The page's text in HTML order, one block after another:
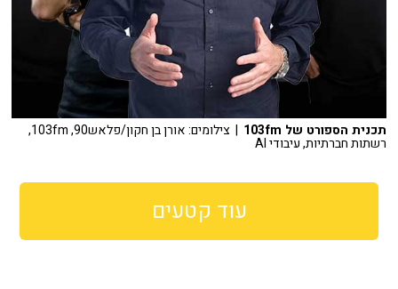
תכנית הספורט של 103fm | צילומים: אורן בן חקון/פלאש90, 103fm,
רשתות חברתיות, עיבודי AI
עוד קטעים